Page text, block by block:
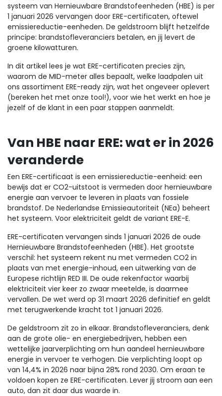
systeem van Hernieuwbare Brandstofeenheden (HBE) is per
1 januari 2026 vervangen door ERE-certificaten, oftewel
emissiereductie-eenheden. De geldstroom blijft hetzelfde
principe: brandstofleveranciers betalen, en jij levert de
groene kilowatturen.
In dit artikel lees je wat ERE-certificaten precies zijn,
waarom de MID-meter alles bepaalt, welke laadpalen uit
ons assortiment ERE-ready zijn, wat het ongeveer oplevert
(bereken het met onze tool!), voor wie het werkt en hoe je
jezelf of de klant in een paar stappen aanmeldt.
Van HBE naar ERE: wat er in 2026
veranderde
Een ERE-certificaat is een emissiereductie-eenheid: een
bewijs dat er CO2-uitstoot is vermeden door hernieuwbare
energie aan vervoer te leveren in plaats van fossiele
brandstof. De Nederlandse Emissieautoriteit (NEa) beheert
het systeem. Voor elektriciteit geldt de variant ERE-E.
ERE-certificaten vervangen sinds 1 januari 2026 de oude
Hernieuwbare Brandstofeenheden (HBE). Het grootste
verschil: het systeem rekent nu met vermeden CO2 in
plaats van met energie-inhoud, een uitwerking van de
Europese richtlijn RED III. De oude rekenfactor waarbij
elektriciteit vier keer zo zwaar meetelde, is daarmee
vervallen. De wet werd op 31 maart 2026 definitief en geldt
met terugwerkende kracht tot 1 januari 2026.
De geldstroom zit zo in elkaar. Brandstofleveranciers, denk
aan de grote olie- en energiebedrijven, hebben een
wettelijke jaarverplichting om hun aandeel hernieuwbare
energie in vervoer te verhogen. Die verplichting loopt op
van 14,4% in 2026 naar bijna 28% rond 2030. Om eraan te
voldoen kopen ze ERE-certificaten. Lever jij stroom aan een
auto, dan zit daar dus waarde in.